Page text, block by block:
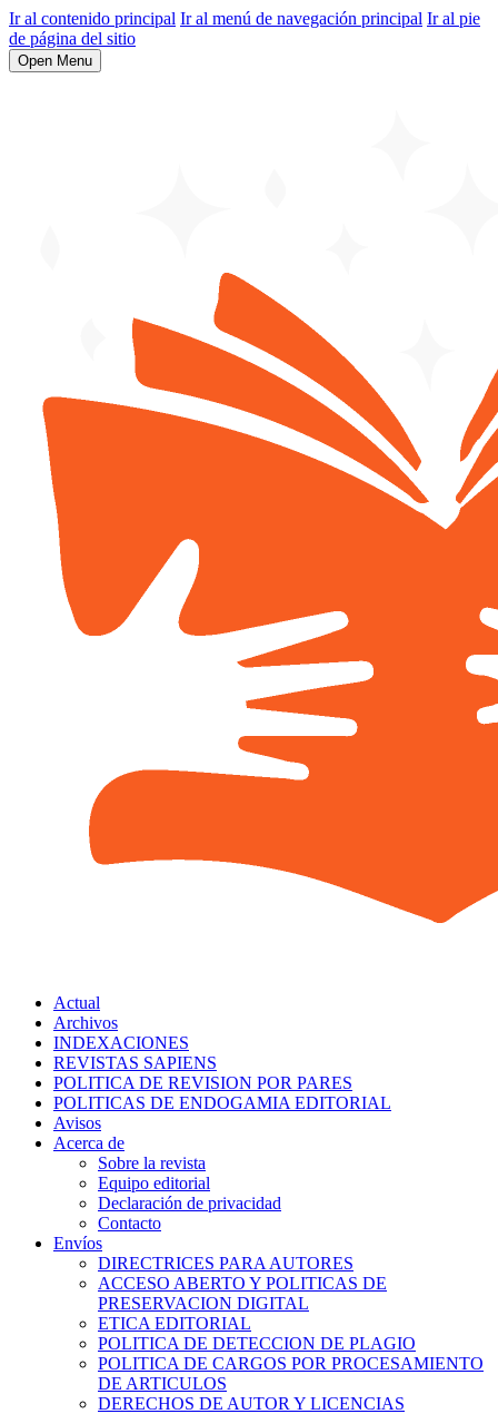
Ir al contenido principal Ir al menú de navegación principal Ir al pie
de página del sitio
Open Menu
Actual
Archivos
INDEXACIONES
REVISTAS SAPIENS
POLITICA DE REVISION POR PARES
POLITICAS DE ENDOGAMIA EDITORIAL
Avisos
Acerca de
Sobre la revista
Equipo editorial
Declaración de privacidad
Contacto
Envíos
DIRECTRICES PARA AUTORES
ACCESO ABERTO Y POLITICAS DE
PRESERVACION DIGITAL
ETICA EDITORIAL
POLITICA DE DETECCION DE PLAGIO
POLITICA DE CARGOS POR PROCESAMIENTO
DE ARTICULOS
DERECHOS DE AUTOR Y LICENCIAS